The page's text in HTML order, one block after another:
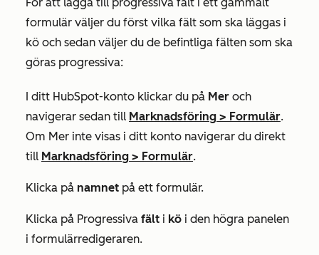
formulär väljer du först vilka fält som ska läggas i
kö och sedan väljer du de befintliga fälten som ska
göras progressiva:
I ditt HubSpot-konto klickar du på Mer och
navigerar sedan till Marknadsföring > Formulär.
Om Mer inte visas i ditt konto navigerar du direkt
till Marknadsföring > Formulär.
Klicka på namnet på ett formulär.
Klicka på Progressiva fält i kö i den högra panelen
i formulärredigeraren.